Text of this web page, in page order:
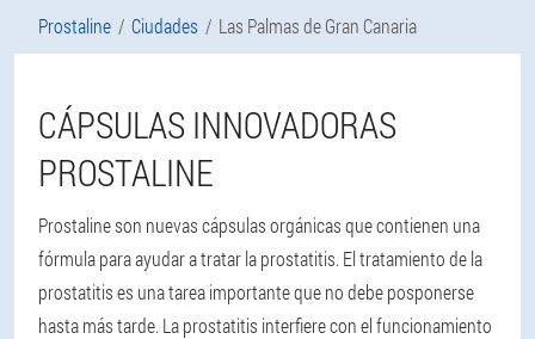
Prostaline Ciudades Las Palmas de Gran Canaria
CÁPSULAS INNOVADORAS
PROSTALINE
Prostaline son nuevas cápsulas orgánicas que contienen una
fórmula para ayudar a tratar la prostatitis. El tratamiento de la
prostatitis es una tarea importante que no debe posponerse
hasta más tarde. La prostatitis interfiere con el funcionamiento